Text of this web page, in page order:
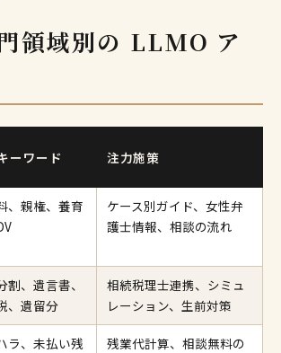
領域別の LLMO ア
ーワード 注力施策
、親権、養育
ケース別ガイド、女性弁
護士情報、相談の流れ
割、遺言書、
、遺留分
相続税理士連携、シミュ
レーション、生前対策
ラ、未払い残
残業代計算、相談無料の